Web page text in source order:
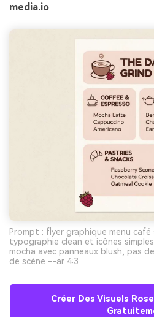
media.io
Prompt : flyer graphique menu café
typographie clean et icônes
mocha avec panneaux blush, pas
de scène --ar 4:3
Créer Des Visuels